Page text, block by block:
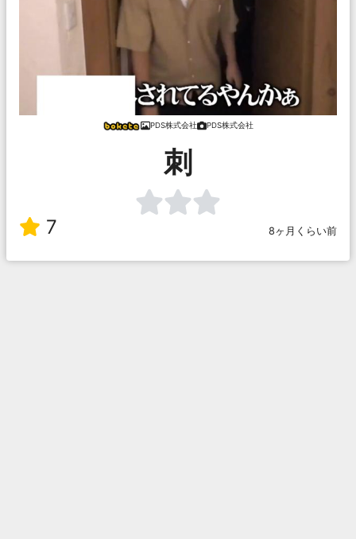
PDS株式会社 PDS株式会社
刺
7 8ヶ月くらい前